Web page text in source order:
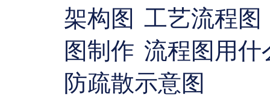
架构图 工艺流程图
图制作 流程图用
防疏散示意图